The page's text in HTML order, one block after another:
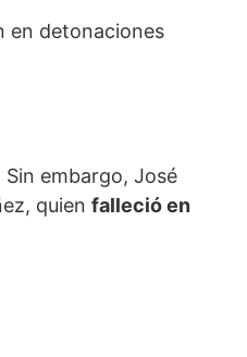
en detonaciones
embargo, José
quien falleció en